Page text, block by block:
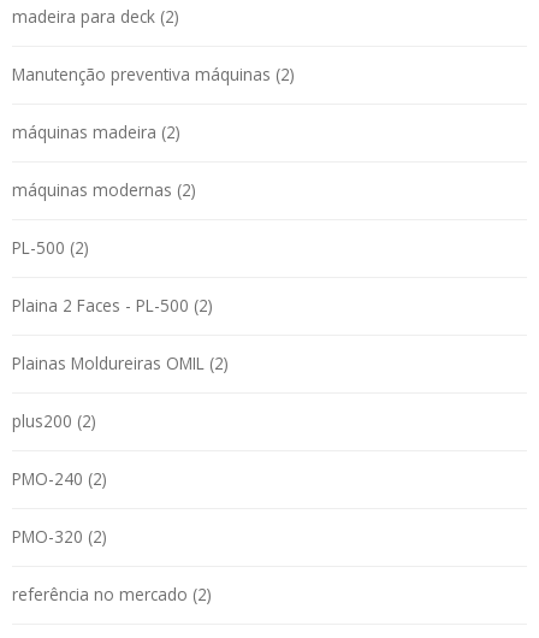
madeira para deck (2)
Manutenção preventiva máquinas (2)
máquinas madeira (2)
máquinas modernas (2)
PL-500 (2)
Plaina 2 Faces - PL-500 (2)
Plainas Moldureiras OMIL (2)
plus200 (2)
PMO-240 (2)
PMO-320 (2)
referência no mercado (2)